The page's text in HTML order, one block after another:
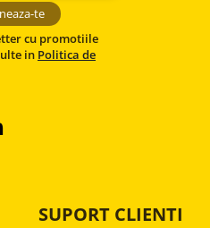
cu promotiile
in Politica de
SUPORT CLIENTI